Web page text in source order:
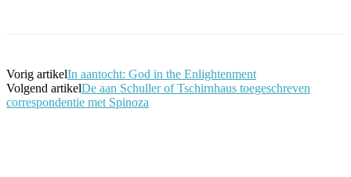
Vorig artikelIn aantocht: God in the Enlightenment
Volgend artikelDe aan Schuller of Tschirnhaus toegeschreven
correspondentie met Spinoza